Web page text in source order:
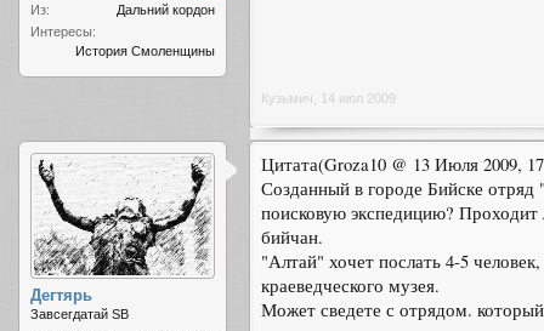
Из:
Дальний кордон
Интересы:
История Смоленщины
Кузьмич 14 июл 2009
Дегтярь
Завсегдатай SB
Цитата(Groza10 @ 13 Июля 2009,
Созданный в городе Бийске отряд
поисковую экспедицию? Проходит
бийчан.
"Алтай" хочет послать 4-5
краеведческого музея.
Может сведете с отрядом.